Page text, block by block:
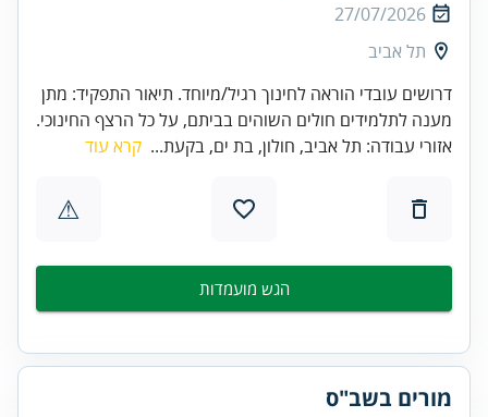
27/07/2026
תל אביב
דרושים עובדי הוראה לחינוך רגיל/מיוחד. תיאור התפקיד: מתן
מענה לתלמידים חולים השוהים בביתם, על כל הרצף החינוכי.
אזורי עבודה: תל אביב, חולון, בת ים, בקעת... קרא עוד
⚠
הגש מועמדות
מורים בשב"ס